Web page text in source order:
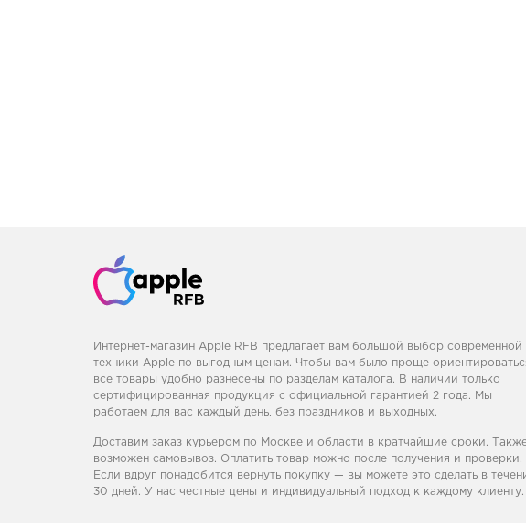
Интернет-магазин Apple RFB предлагает вам большой выбор современной
техники Apple по выгодным ценам. Чтобы вам было проще
все товары удобно разнесены по разделам каталога. В наличии только
сертифицированная продукция с официальной гарантией 2 года. Мы
работаем для вас каждый день, без праздников и выходных.
Доставим заказ курьером по Москве и области в кратчайшие сроки.
возможен самовывоз. Оплатить товар можно после получения и проверки.
Если вдруг понадобится вернуть покупку — вы можете это сделать в
30 дней. У нас честные цены и индивидуальный подход к каждому клиенту.